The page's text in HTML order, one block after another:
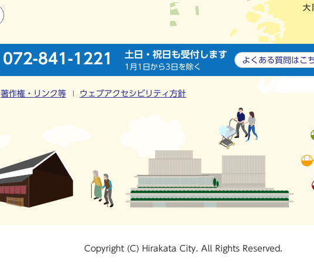
072-841-1221 土日・祝日も受付します
1月1日から3日を除く
よくある質問は こ
著作権・リンク等 ウェブアクセシビリティ方針
Copyright (C) Hirakata City. All Rights Reserved.